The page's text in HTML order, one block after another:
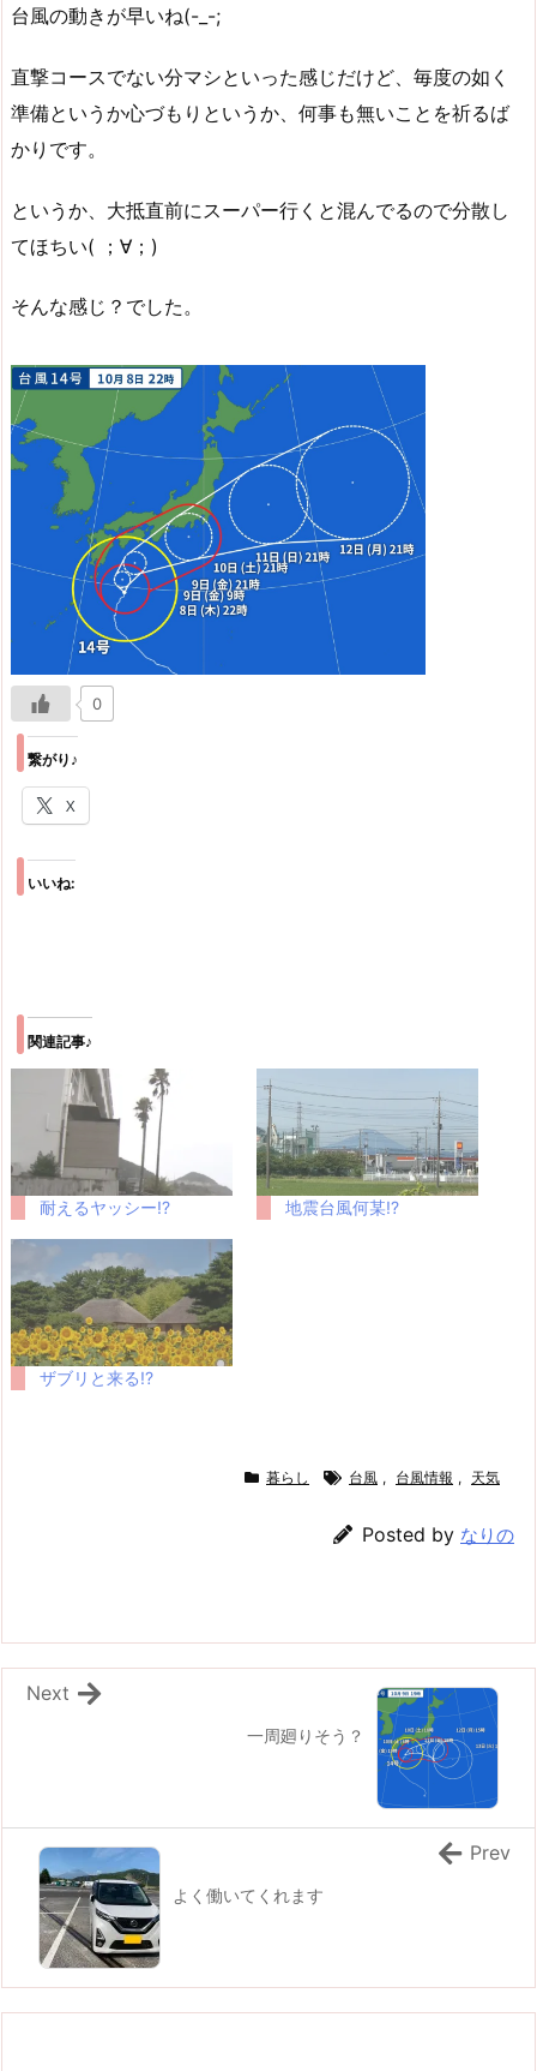
台風の動きが早いね(-_-;
直撃コースでない分マシといった感じだけど、毎度の如く
準備というか心づもりというか、何事も無いことを祈るば
かりです。
というか、大抵直前にスーパー行くと混んでるので分散し
てほちい( ；∀；)
そんな感じ？でした。
0
繋がり♪
X
いいね:
関連記事♪
耐えるヤッシー!? 地震台風何某!?
ザブリと来る!?
暮らし 台風 , 台風情報 , 天気
Posted by なりの
一周廻りそう？
Next
よく働いてくれます
Prev